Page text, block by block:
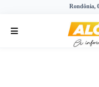
Rondônia,